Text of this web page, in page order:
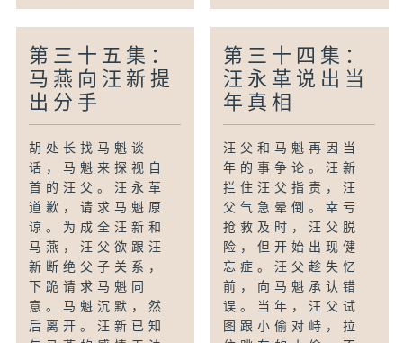
第三十五集：
马燕向汪新提
出分手
胡处长找马魁谈
话，马魁来探视自
首的汪父。汪永革
道歉，请求马魁原
谅。为成全汪新和
马燕，汪父欲跟汪
新断绝父子关系，
下跪请求马魁同
意。马魁沉默，然
后离开。汪新已知
第三十四集：
汪永革说出当
年真相
汪父和马魁再因当
年的事争论。汪新
拦住汪父指责，汪
父气急晕倒。幸亏
抢救及时，汪父脱
险，但开始出现健
忘症。汪父趁失忆
前，向马魁承认错
误。当年，汪父试
图跟小偷对峙，拉